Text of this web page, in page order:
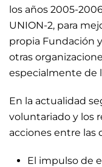
los años 2005-
UNION-2, para
propia Fundación
otras
especialmente de
En la actualidad
voluntariado y los
acciones entre las
El impulso de